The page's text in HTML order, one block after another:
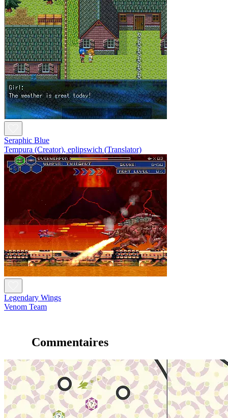
Seraphic Blue
Tempura (Creator), eplipswich (Translator)
Legendary Wings
Venom Team
Commentaires